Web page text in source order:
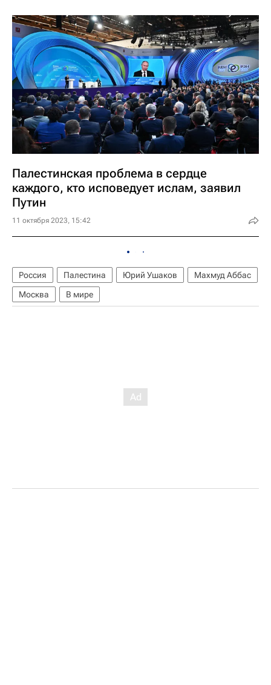
Палестинская проблема в сердце
каждого, кто исповедует ислам, заявил
Путин
11 октября 2023, 15:42
Россия Палестина Юрий Ушаков
Махмуд Аббас
Москва
В мире